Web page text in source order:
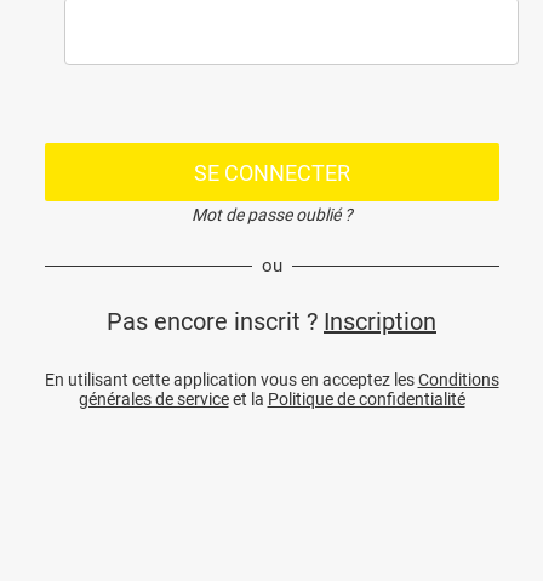
SE CONNECTER
Mot de passe oublié ?
ou
Pas encore inscrit ? Inscription
En utilisant cette application vous en acceptez lesConditions
générales de serviceet la Politique de confidentialité